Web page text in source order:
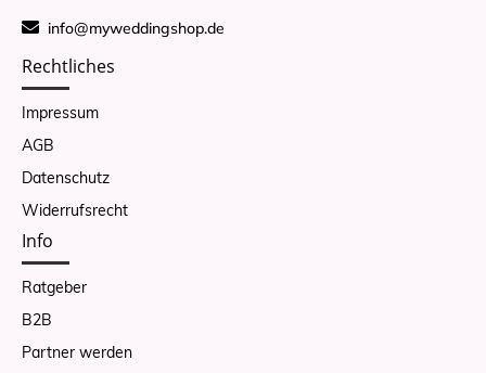
info@myweddingshop.de
Rechtliches
Impressum
AGB
Datenschutz
Widerrufsrecht
Info
Ratgeber
B2B
Partner werden